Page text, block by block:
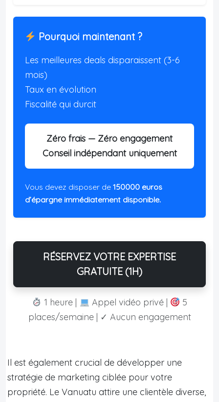
Pourquoi maintenant ?
Les meilleures deals disparaissent (3-6
mois)
Taux en évolution
Fiscalité qui durcit
Zéro frais — Zéro engagement
Conseil indépendant uniquement
Vous devez disposer de 150000 euros
d’épargne immédiatement disponible.
RÉSERVEZ VOTRE EXPERTISE
GRATUITE (1H)
1 heure | Appel vidéo privé |
5
places/semaine | ✓ Aucun engagement
Il est également crucial de développer une
stratégie de marketing ciblée pour votre
propriété. Le Vanuatu attire une clientèle diverse,